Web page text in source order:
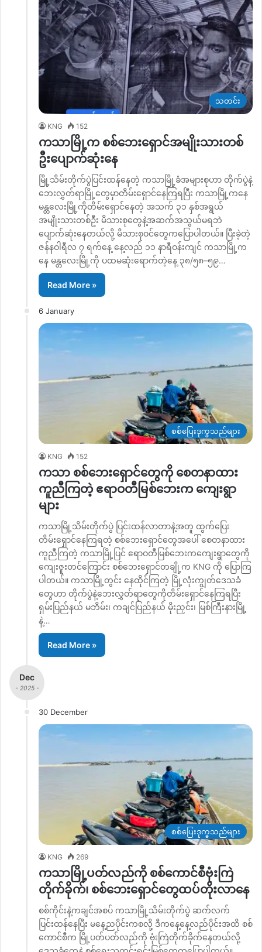
သတင်း
KNG 152
ကသာမြို့က စစ်ဘေးရှောင်အမျိုးသားတစ်
ဦးပျောက်ဆုံးနေ
မြို့သိမ်းတိုက်ပွဲပြင်းထန်နေတဲ့ ကသာမြို့ခံအများစုဟာ တိုက်ပွဲနဲ့
ဘေးလွှတ်ရာမြို့တွေမှာတိမ်းရှောင်နေကြရပြီး ကသာမြို့ကနေ
မန္တလေးမြို့ကိုတိမ်းရှောင်နေတဲ့ အသက် ၃၁ နှစ်အရွယ်
အမျိုးသားတစ်ဦး မိသားစုတွေနဲ့အဆက်အသွယ်မရဘဲ
ပျောက်ဆုံးနေတယ်လို့ မိသားစုဝင်တွေကပြောပါတယ်။ ပြီးခဲ့တဲ့
ဇန်နဝါရီလ ၇ ရက်နေ့ နေ့လည် ၁၁ နာရီဝန်းကျင် ကသာမြို့က
နေ မန္တလေးမြို့ကို ပထမဆုံးရောက်တဲ့နေ့ ၃၈/၅၈–၅၉…
Read More »
6 January
စစ်ပြေးဒုက္ခသည်များ
KNG 152
ကသာ စစ်ဘေးရှောင်တွေကို စေတနာထား
ကူညီကြတဲ့ ဧရာဝတီမြစ်ဘေးက ကျေးရွာ
များ
ကသာမြို့သိမ်းတိုက်ပွဲ ပြင်းထန်လာတာနဲ့အတူ ထွက်ပြေး
တိမ်းရှောင်နေကြရတဲ့ စစ်ဘေး‌ရှောင်တွေအပေါ် စေတနာထား
ကူညီကြတဲ့ ကသာမြို့ပြင် ဧရာဝတီမြစ်ဘေးကကျေးရွာတွေကို
ကျေးဇူးတင်ကြောင်း စစ်ဘေးရှောင်တချို့က KNG ကို ပြောကြ
ပါတယ်။ ကသာမြို့တွင်း နေထိုင်ကြတဲ့ မြို့လုံးကျွတ်ဒေသခံ
တွေဟာ တိုက်ပွဲနဲ့ဘေးလွှတ်ရာတွေကိုတိမ်းရှောင်နေကြရပြီး
ရှမ်းပြည်နယ် မဘိမ်း၊ ကချင်ပြည်နယ် မိုးညှင်း၊ မြစ်ကြီးနားမြို့
နဲ့…
Read More »
Dec
- 2025 -
30 December
စစ်ပြေးဒုက္ခသည်များ
KNG 269
ကသာမြို့ပတ်လည်ကို စစ်ကောင်စီဗုံးကြဲ
တိုက်ခိုက်၊ စစ်ဘေးရှောင်တွေထပ်တိုးလာနေ
စစ်ကိုင်းနဲ့ကချင်အစပ် ကသာမြို့သိမ်းတိုက်ပွဲ ဆက်လက်
ပြင်းထန်နေပြီး မနေ့ညပိုင်းကစလို့ ဒီကနေ့နေ့လည်ပိုင်းအထိ စစ်
ကောင်စီက မြို့ပတ်ပတ်လည်ကို ဗုံးကြဲတိုက်ခိုက်နေတယ်လို့